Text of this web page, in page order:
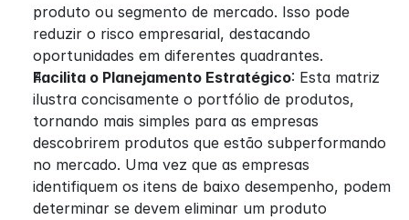
produto ou segmento de mercado. Isso pode
reduzir o risco empresarial, destacando
oportunidades em diferentes quadrantes.
Facilita o Planejamento Estratégico: Esta matriz
ilustra concisamente o portfólio de produtos,
tornando mais simples para as empresas
descobrirem produtos que estão subperformando
no mercado. Uma vez que as empresas
identifiquem os itens de baixo desempenho, podem
determinar se devem eliminar um produto